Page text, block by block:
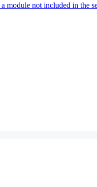
not included in the